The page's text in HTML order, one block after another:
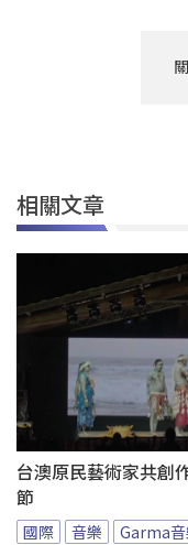
相關文章
台澳原民藝術家共創
節
國際 音樂
Garma